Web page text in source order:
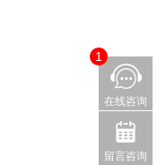
在线咨询
1
留言咨询